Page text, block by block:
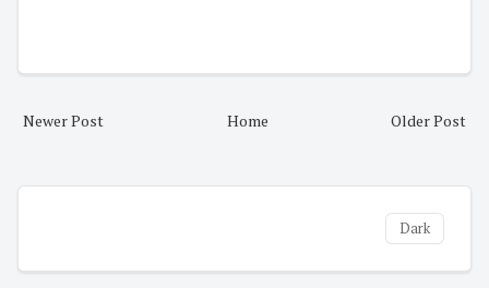
Newer Post Older Post
Home
Dark